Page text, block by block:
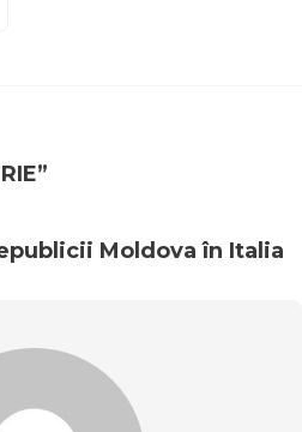
Moldova în Italia